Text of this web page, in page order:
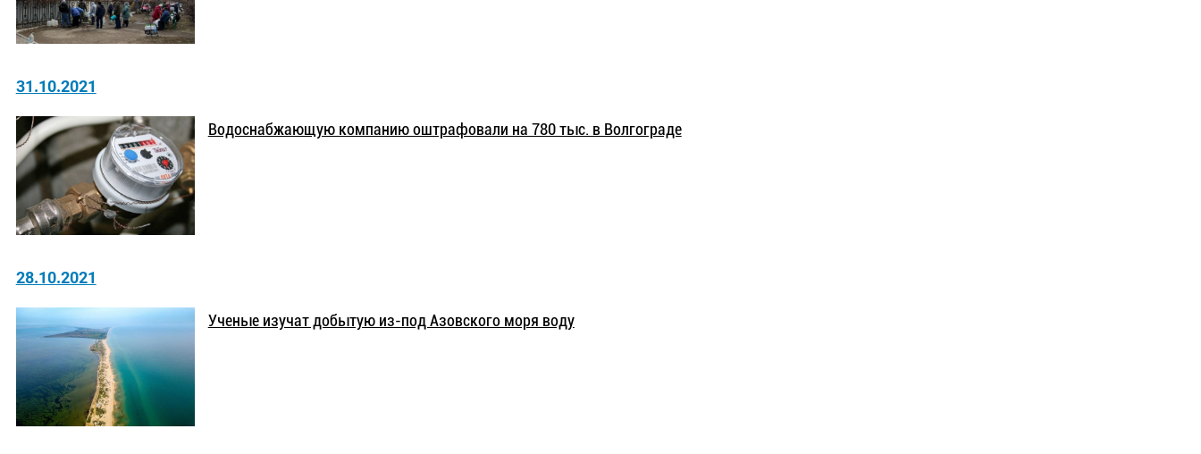
31.10.2021
Водоснабжающую компанию оштрафовали на 780 тыс. в Волгограде
28.10.2021
Ученые изучат добытую из-под Азовского моря воду